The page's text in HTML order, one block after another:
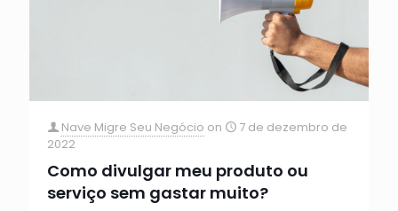
Nave Migre Seu Negócio on
7 de dezembro de
2022
Como divulgar meu produto ou
serviço sem gastar muito?